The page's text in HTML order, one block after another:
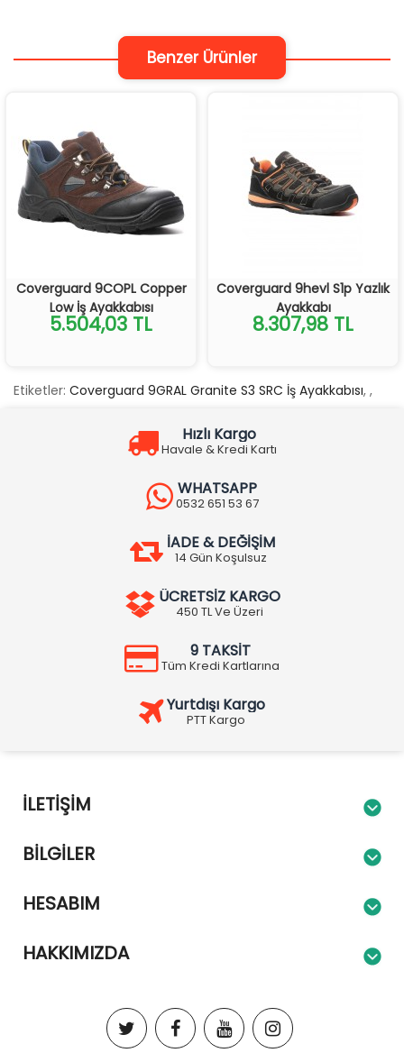
Benzer Ürünler
Coverguard 9COPL Copper
Low İş Ayakkabısı
5.504,03 TL
Coverguard 9hevl S1p Yazlık
Ayakkabı
8.307,98 TL
Etiketler: Coverguard 9GRAL Granite S3 SRC İş Ayakkabısı, ,
Hızlı Kargo
Havale & Kredi Kartı
WHATSAPP
0532 651 53 67
İADE & DEĞİŞİM
14 Gün Koşulsuz
ÜCRETSİZ KARGO
450 TL Ve Üzeri
9 TAKSİT
Tüm Kredi Kartlarına
Yurtdışı Kargo
PTT Kargo
İLETIŞIM
BILGILER
HESABIM
HAKKIMIZDA